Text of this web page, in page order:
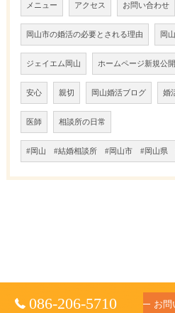
メニュー アクセス お問い合わせ
岡山市の婚活の必要とされる理由 岡
ジェイエム岡山 ホームページ新規公開
安心 親切 岡山婚活ブログ 婚
医師 相談所の日常
#岡山 #結婚相談所 #岡山市 #岡山県
086-206-5710 お問